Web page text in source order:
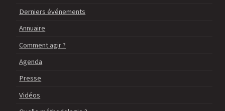
Derniers événements
Annuaire
Comment agir ?
Agenda
Presse
Vidéos